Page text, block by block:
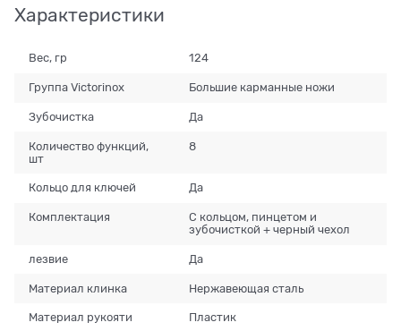
Характеристики
Вес, гр 124
Группа Victorinox Большие карманные ножи
Зубочистка Да
Количество функций,
шт
8
Кольцо для ключей Да
Комплектация
С кольцом, пинцетом и
зубочисткой + черный чехол
лезвие Да
Материал клинка Нержавеющая сталь
Материал рукояти Пластик